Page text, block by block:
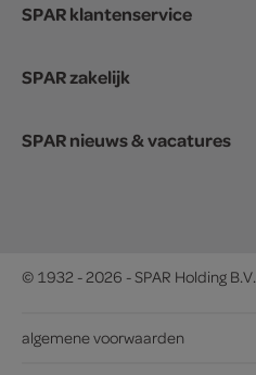
SPAR klantenservice
SPAR zakelijk
SPAR nieuws & vacatures
© 1932 - 2026 - SPAR Holding B.V.
algemene voorwaarden